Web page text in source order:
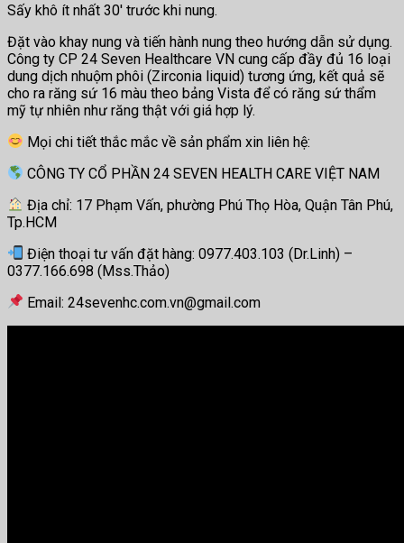
Sấy khô ít nhất 30′ trước khi nung.
Đặt vào khay nung và tiến hành nung theo hướng dẫn sử dụng.
Công ty CP 24 Seven Healthcare VN cung cấp đầy đủ 16 loại
dung dịch nhuộm phôi (Zirconia liquid) tương ứng, kết quả sẽ
cho ra răng sứ 16 màu theo bảng Vista để có răng sứ thẩm
mỹ tự nhiên như răng thật với giá hợp lý.
Mọi chi tiết thắc mắc về sản phẩm xin liên hệ:
CÔNG TY CỔ PHẦN 24 SEVEN HEALTH CARE VIỆT NAM
Địa chỉ: 17 Phạm Vấn, phường Phú Thọ Hòa, Quận Tân Phú,
Tp.HCM
Điện thoại tư vấn đặt hàng: 0977.403.103 (Dr.Linh) –
0377.166.698 (Mss.Thảo)
Email: 24sevenhc.com.vn@gmail.com